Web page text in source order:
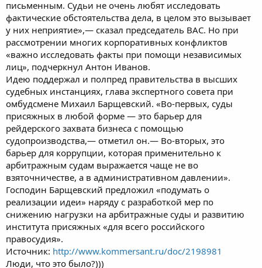
письменным. Судьи не очень любят исследовать
фактические обстоятельства дела, в целом это вызывает
у них неприятие»,— сказал председатель ВАС. Но при
рассмотрении многих корпоративных конфликтов
«важно исследовать факты при помощи независимых
лиц», подчеркнул Антон Иванов.
Идею поддержал и полпред правительства в высших
судебных инстанциях, глава экспертного совета при
омбудсмене Михаил Барщевский. «Во-первых, суды
присяжных в любой форме — это барьер для
рейдерского захвата бизнеса с помощью
судопроизводства,— отметил он.— Во-вторых, это
барьер для коррупции, которая применительно к
арбитражным судам выражается чаще не во
взяточничестве, а в административном давлении».
Господин Барщевский предложил «подумать о
реализации идеи» наряду с разработкой мер по
снижению нагрузки на арбитражные суды и развитию
института присяжных «для всего российского
правосудия».
Источник: http://www.kommersant.ru/doc/2198981
Люди, что это было?)))